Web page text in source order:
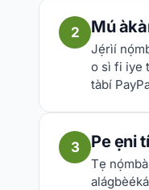
2 Mú
Jẹ́rìí
o sì fi iye
tàbí
3 Pe ẹni
Tẹ